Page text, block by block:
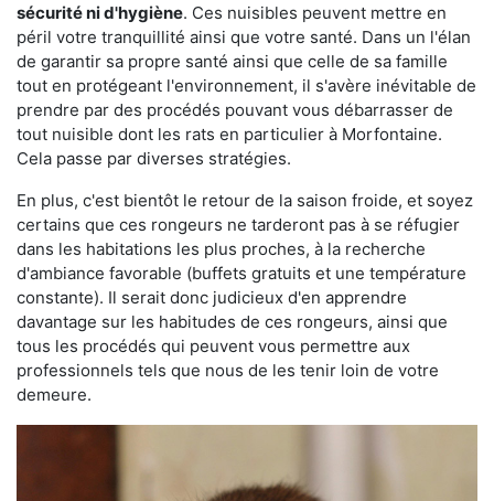
sécurité ni d'hygiène. Ces nuisibles peuvent mettre en
péril votre tranquillité ainsi que votre santé. Dans un l'élan
de garantir sa propre santé ainsi que celle de sa famille
tout en protégeant l'environnement, il s'avère inévitable de
prendre par des procédés pouvant vous débarrasser de
tout nuisible dont les rats en particulier à Morfontaine.
Cela passe par diverses stratégies.
En plus, c'est bientôt le retour de la saison froide, et soyez
certains que ces rongeurs ne tarderont pas à se réfugier
dans les habitations les plus proches, à la recherche
d'ambiance favorable (buffets gratuits et une température
constante). Il serait donc judicieux d'en apprendre
davantage sur les habitudes de ces rongeurs, ainsi que
tous les procédés qui peuvent vous permettre aux
professionnels tels que nous de les tenir loin de votre
demeure.